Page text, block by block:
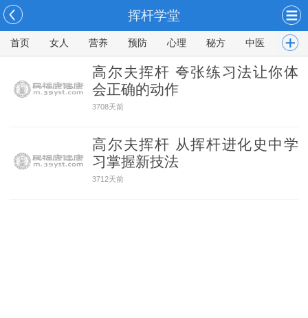
挥杆学堂
首页 女人 营养 预防 心理 秘方 中医 男人
高尔夫挥杆 夸张练习法让你体
会正确的动作
3708天前
高尔夫挥杆 从挥杆进化史中学
习掌握新技法
3712天前